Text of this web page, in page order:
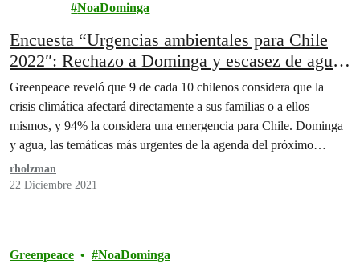
NoaDominga
Encuesta “Urgencias ambientales para Chile
2022″: Rechazo a Dominga y escasez de agua
deben ser las prioridades del próximo gobierno,
según los chilenos
Greenpeace reveló que 9 de cada 10 chilenos considera que la
crisis climática afectará directamente a sus familias o a ellos
mismos, y 94% la considera una emergencia para Chile. Dominga
y agua, las temáticas más urgentes de la agenda del próximo
gobierno.
rholzman
22 Diciembre 2021
Greenpeace NoaDominga